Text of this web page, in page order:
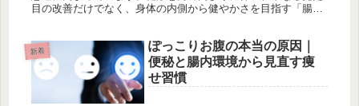
目の改善だけでなく、身体の内側から健やかさを目指す「腸
新着
ぽっこりお腹の本当の原因｜
便秘と腸内環境から見直す痩
せ習慣